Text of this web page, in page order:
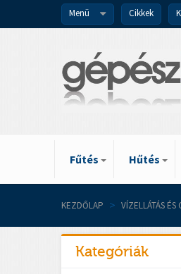
Menü Cikkek
Fűtés Hűtés
KEZDŐLAP > VÍZELLÁTÁS ÉS
Kategóriák